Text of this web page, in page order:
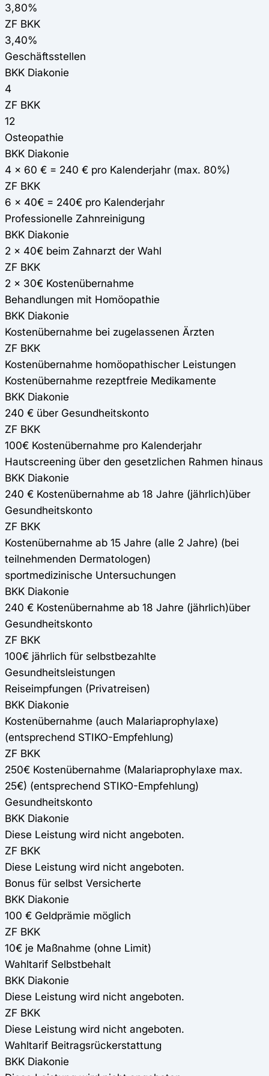
3,80%
ZF BKK
3,40%
Geschäftsstellen
BKK Diakonie
4
ZF BKK
12
Osteopathie
BKK Diakonie
4 x 60 € = 240 € pro Kalenderjahr (max. 80%)
ZF BKK
6 x 40€ = 240€ pro Kalenderjahr
Professionelle Zahnreinigung
BKK Diakonie
2 x 40€ beim Zahnarzt der Wahl
ZF BKK
2 x 30€ Kostenübernahme
Behandlungen mit Homöopathie
BKK Diakonie
Kostenübernahme bei zugelassenen Ärzten
ZF BKK
Kostenübernahme homöopathischer Leistungen
Kostenübernahme rezeptfreie Medikamente
BKK Diakonie
240 € über Gesundheitskonto
ZF BKK
100€ Kostenübernahme pro Kalenderjahr
Hautscreening über den gesetzlichen Rahmen hinaus
BKK Diakonie
240 € Kostenübernahme ab 18 Jahre (jährlich)über
Gesundheitskonto
ZF BKK
Kostenübernahme ab 15 Jahre (alle 2 Jahre) (bei
teilnehmenden Dermatologen)
sportmedizinische Untersuchungen
BKK Diakonie
240 € Kostenübernahme ab 18 Jahre (jährlich)über
Gesundheitskonto
ZF BKK
100€ jährlich für selbstbezahlte
Gesundheitsleistungen
Reiseimpfungen (Privatreisen)
BKK Diakonie
Kostenübernahme (auch Malariaprophylaxe)
(entsprechend STIKO-Empfehlung)
ZF BKK
250€ Kostenübernahme (Malariaprophylaxe max.
25€) (entsprechend STIKO-Empfehlung)
Gesundheitskonto
BKK Diakonie
Diese Leistung wird nicht angeboten.
ZF BKK
Diese Leistung wird nicht angeboten.
Bonus für selbst Versicherte
BKK Diakonie
100 € Geldprämie möglich
ZF BKK
10€ je Maßnahme (ohne Limit)
Wahltarif Selbstbehalt
BKK Diakonie
Diese Leistung wird nicht angeboten.
ZF BKK
Diese Leistung wird nicht angeboten.
Wahltarif Beitragsrückerstattung
BKK Diakonie